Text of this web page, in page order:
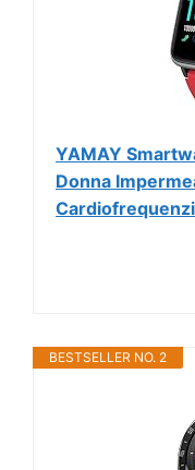
YAMAY
Donna
BESTSELLER NO. 2